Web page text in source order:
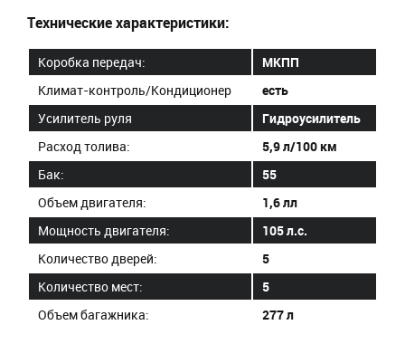
Технические характеристики:
Коробка передач:
МКПП
Климат-контроль/Кондиционер
есть
Усилитель руля
Гидроусилитель
Расход толива:
5,9 л/100 км
Бак:
55
Объем двигателя:
1,6 лл
Мощность двигателя:
105 л.с.
Количество дверей:
5
Количество мест:
5
Объем багажника:
277 л